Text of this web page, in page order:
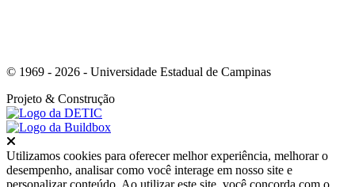
© 1969 - 2026 - Universidade Estadual de Campinas
Projeto & Construção
Utilizamos cookies para oferecer melhor experiência, melhorar o
desempenho, analisar como você interage em nosso site e